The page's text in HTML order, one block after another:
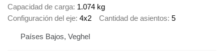
Capacidad de carga 1.074 kg
Configuración del eje 4x2 Cantidad de asientos 5
Países Bajos, Veghel